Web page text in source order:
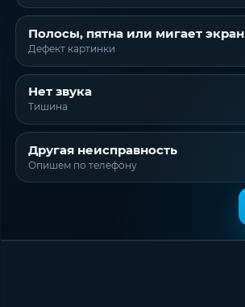
Полосы, пятна или мигает экран
Дефект картинки
Нет звука
Тишина
Другая неисправность
Опишем по телефону